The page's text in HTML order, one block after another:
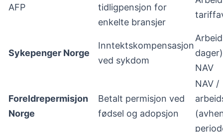
AFP
tidligpensjon for
enkelte bransjer
Sykepenger Norge
Inntektskompensasjon
ved sykdom
NAV
Foreldrepermisjon
Norge
Betalt permisjon ved
fødsel og adopsjon
NAV /